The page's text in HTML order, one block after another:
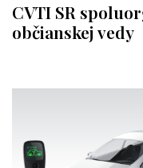
CVTI SR
občianskej vedy